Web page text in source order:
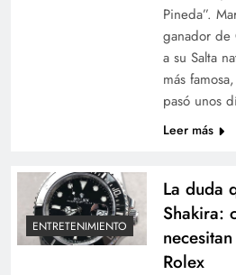
Pineda”.
ganador de
a su Salta
más
pasó unos
Leer más
ENTRETENIMIENTO
La duda
Shakira:
Rolex